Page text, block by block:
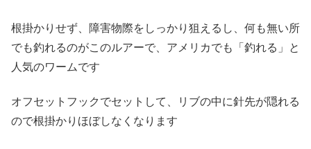
根掛かりせず、障害物際をしっかり狙えるし、何も無い所
でも釣れるのがこのルアーで、アメリカでも「釣れる」と
人気のワームです
オフセットフックでセットして、リブの中に針先が隠れる
ので根掛かりほぼしなくなります